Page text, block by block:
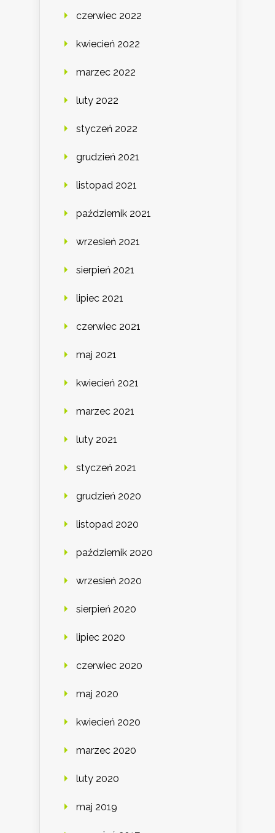
czerwiec 2022
kwiecień 2022
marzec 2022
luty 2022
styczeń 2022
grudzień 2021
listopad 2021
październik 2021
wrzesień 2021
sierpień 2021
lipiec 2021
czerwiec 2021
maj 2021
kwiecień 2021
marzec 2021
luty 2021
styczeń 2021
grudzień 2020
listopad 2020
październik 2020
wrzesień 2020
sierpień 2020
lipiec 2020
czerwiec 2020
maj 2020
kwiecień 2020
marzec 2020
luty 2020
maj 2019